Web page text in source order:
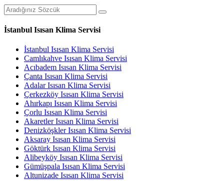
İstanbul Isısan Klima Servisi
İstanbul Isısan Klima Servisi
Camlıkahve Isısan Klima Servisi
Acıbadem Isısan Klima Servisi
Çanta Isısan Klima Servisi
Adalar Isısan Klima Servisi
Çerkezköy Isısan Klima Servisi
Ahırkapı Isısan Klima Servisi
Çorlu Isısan Klima Servisi
Akaretler Isısan Klima Servisi
Denizköşkler Isısan Klima Servisi
Aksaray Isısan Klima Servisi
Göktürk Isısan Klima Servisi
Alibeyköy Isısan Klima Servisi
Gümüşpala Isısan Klima Servisi
Altunizade Isısan Klima Servisi